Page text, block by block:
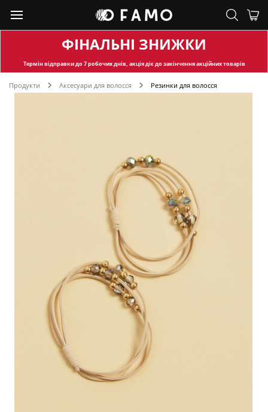
ФІНАЛЬНІ ЗНИЖКИ
Термін відправкидо 7 робочих днів, акція діє до закінчення акційних товарів
Продукти Аксесуари для волосся Резинки для волосся